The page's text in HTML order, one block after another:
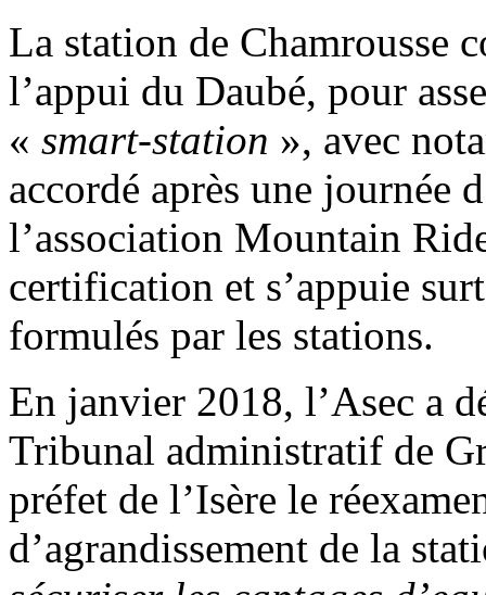
La station de Chamrousse
l’appui du Daubé, pour
« smart-station », avec
accordé après une journée
l’association Mountain
certification et s’appuie
formulés par les stations.
En janvier 2018, l’Asec a
Tribunal administratif de
préfet de l’Isère le
d’agrandissement de la